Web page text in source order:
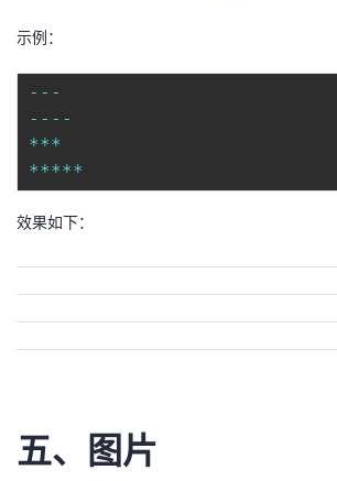
示例：
-- -
-- --
***
*****
效果如下：
五、图片